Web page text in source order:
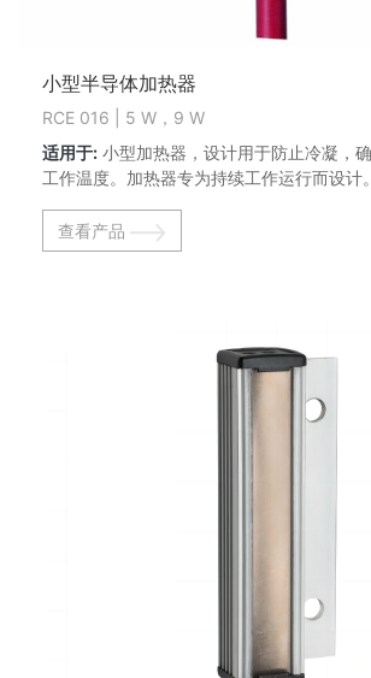
小型半导体加热器
RCE 016 | 5 W，9 W
适用于:
工作温度。加热器专为持续工作运行而设计。
查看产品